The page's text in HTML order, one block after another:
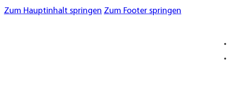
Zum Hauptinhalt springen Zum Footer springen